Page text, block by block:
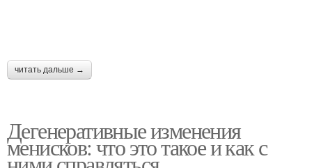
читать дальше →
Дегенеративные изменения
менисков: что это такое и как с